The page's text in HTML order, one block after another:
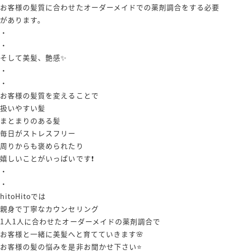
お客様の髪質に合わせたオーダーメイドでの薬剤調合をする必要
があります。
・
・
そして美髪、艶感✨
・
・
お客様の髪質を変えることで
扱いやすい髪
まとまりのある髪
毎日がストレスフリー
周りからも褒められたり
嬉しいことがいっぱいです❗️
・
・
hitoHitoでは
親身で丁寧なカウンセリング
1人1人に合わせたオーダーメイドの薬剤調合で
お客様と一緒に美髪へと育てていきます🌸
お客様の髪の悩みを是非お聞かせ下さい⭐️